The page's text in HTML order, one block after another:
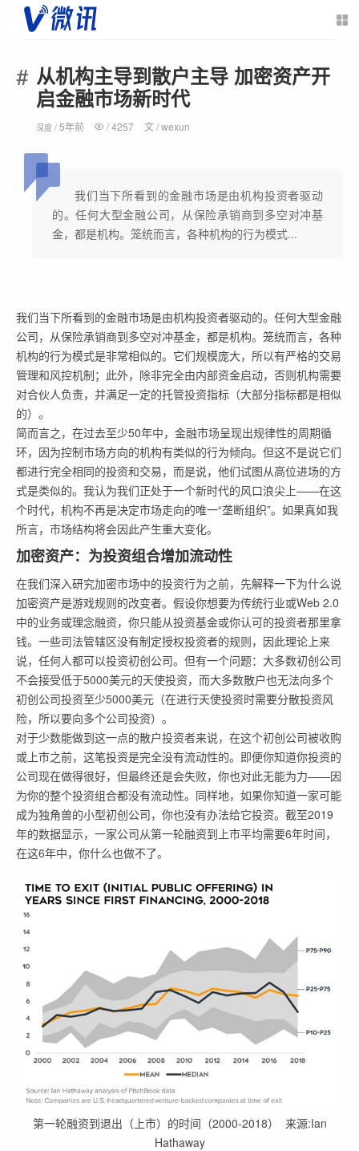
从机构主导到散户主导 加密资产开
启金融市场新时代
深度 / 5年前 /4257 文 /wexun
我们当下所看到的金融市场是由机构投资者驱动
的。任何大型金融公司，从保险承销商到多空对冲基
金，都是机构。笼统而言，各种机构的行为模式...
我们当下所看到的金融市场是由机构投资者驱动的。任何大型金融
公司，从保险承销商到多空对冲基金，都是机构。笼统而言，各种
机构的行为模式是非常相似的。它们规模庞大，所以有严格的交易
管理和风控机制；此外，除非完全由内部资金启动，否则机构需要
对合伙人负责，并满足一定的托管投资指标（大部分指标都是相似
的）。
简而言之，在过去至少50年中，金融市场呈现出规律性的周期循
环，因为控制市场方向的机构有类似的行为倾向。但这不是说它们
都进行完全相同的投资和交易，而是说，他们试图从高位进场的方
式是类似的。我认为我们正处于一个新时代的风口浪尖上——在这
个时代，机构不再是决定市场走向的唯一“垄断组织”。如果真如我
所言，市场结构将会因此产生重大变化。
加密资产：为投资组合增加流动性
在我们深入研究加密市场中的投资行为之前，先解释一下为什么说
加密资产是游戏规则的改变者。假设你想要为传统行业或Web 2.0
中的业务或理念融资，你只能从投资基金或你认可的投资者那里拿
钱。一些司法管辖区没有制定授权投资者的规则，因此理论上来
说，任何人都可以投资初创公司。但有一个问题：大多数初创公司
不会接受低于5000美元的天使投资，而大多数散户也无法向多个
初创公司投资至少5000美元（在进行天使投资时需要分散投资风
险，所以要向多个公司投资）。
对于少数能做到这一点的散户投资者来说，在这个初创公司被收购
或上市之前，这笔投资是完全没有流动性的。即便你知道你投资的
公司现在做得很好，但最终还是会失败，你也对此无能为力——因
为你的整个投资组合都没有流动性。同样地，如果你知道一家可能
成为独角兽的小型初创公司，你也没有办法给它投资。截至2019
年的数据显示，一家公司从第一轮融资到上市平均需要6年时间，
在这6年中，你什么也做不了。
第一轮融资到退出（上市）的时间（2000-2018） 来源:Ian
Hathaway